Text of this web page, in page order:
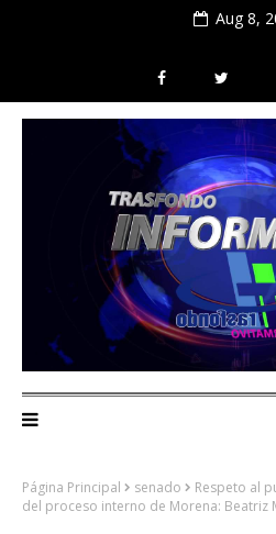
Aug 8,
Página Principal senado
Respeto al
del proceso interno de Morena: Beatriz